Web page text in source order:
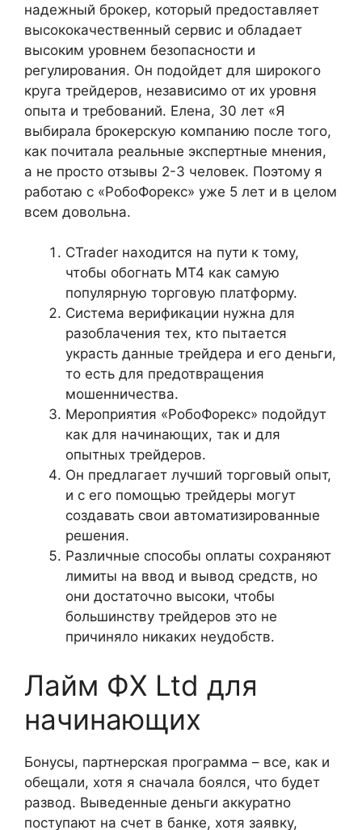
надежный брокер, который предоставляет
высококачественный сервис и обладает
высоким уровнем безопасности и
регулирования. Он подойдет для широкого
круга трейдеров, независимо от их уровня
опыта и требований. Елена, 30 лет «Я
выбирала брокерскую компанию после того,
как почитала реальные экспертные мнения,
а не просто отзывы 2-3 человек. Поэтому я
работаю с «РобоФорекс» уже 5 лет и в целом
всем довольна.
CTrader находится на пути к тому,
чтобы обогнать MT4 как самую
популярную торговую платформу.
Система верификации нужна для
разоблачения тех, кто пытается
украсть данные трейдера и его деньги,
то есть для предотвращения
мошенничества.
Мероприятия «РобоФорекс» подойдут
как для начинающих, так и для
опытных трейдеров.
Он предлагает лучший торговый опыт,
и с его помощью трейдеры могут
создавать свои автоматизированные
решения.
Различные способы оплаты сохраняют
лимиты на ввод и вывод средств, но
они достаточно высоки, чтобы
большинству трейдеров это не
причиняло никаких неудобств.
Лайм ФХ Ltd для
начинающих
Бонусы, партнерская программа – все, как и
обещали, хотя я сначала боялся, что будет
развод. Выведенные деньги аккуратно
поступают на счет в банке, хотя заявку,